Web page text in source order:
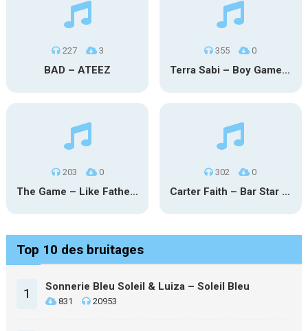
227 3
BAD – ATEEZ
355 0
Terra Sabi – Boy Game X Marcia Cruz
203 0
The Game – Like Father Like Daughter
302 0
Carter Faith – Bar Star Vevo
Top 10 des bruitages
1 Sonnerie Bleu Soleil & Luiza – Soleil Bleu
831 20953